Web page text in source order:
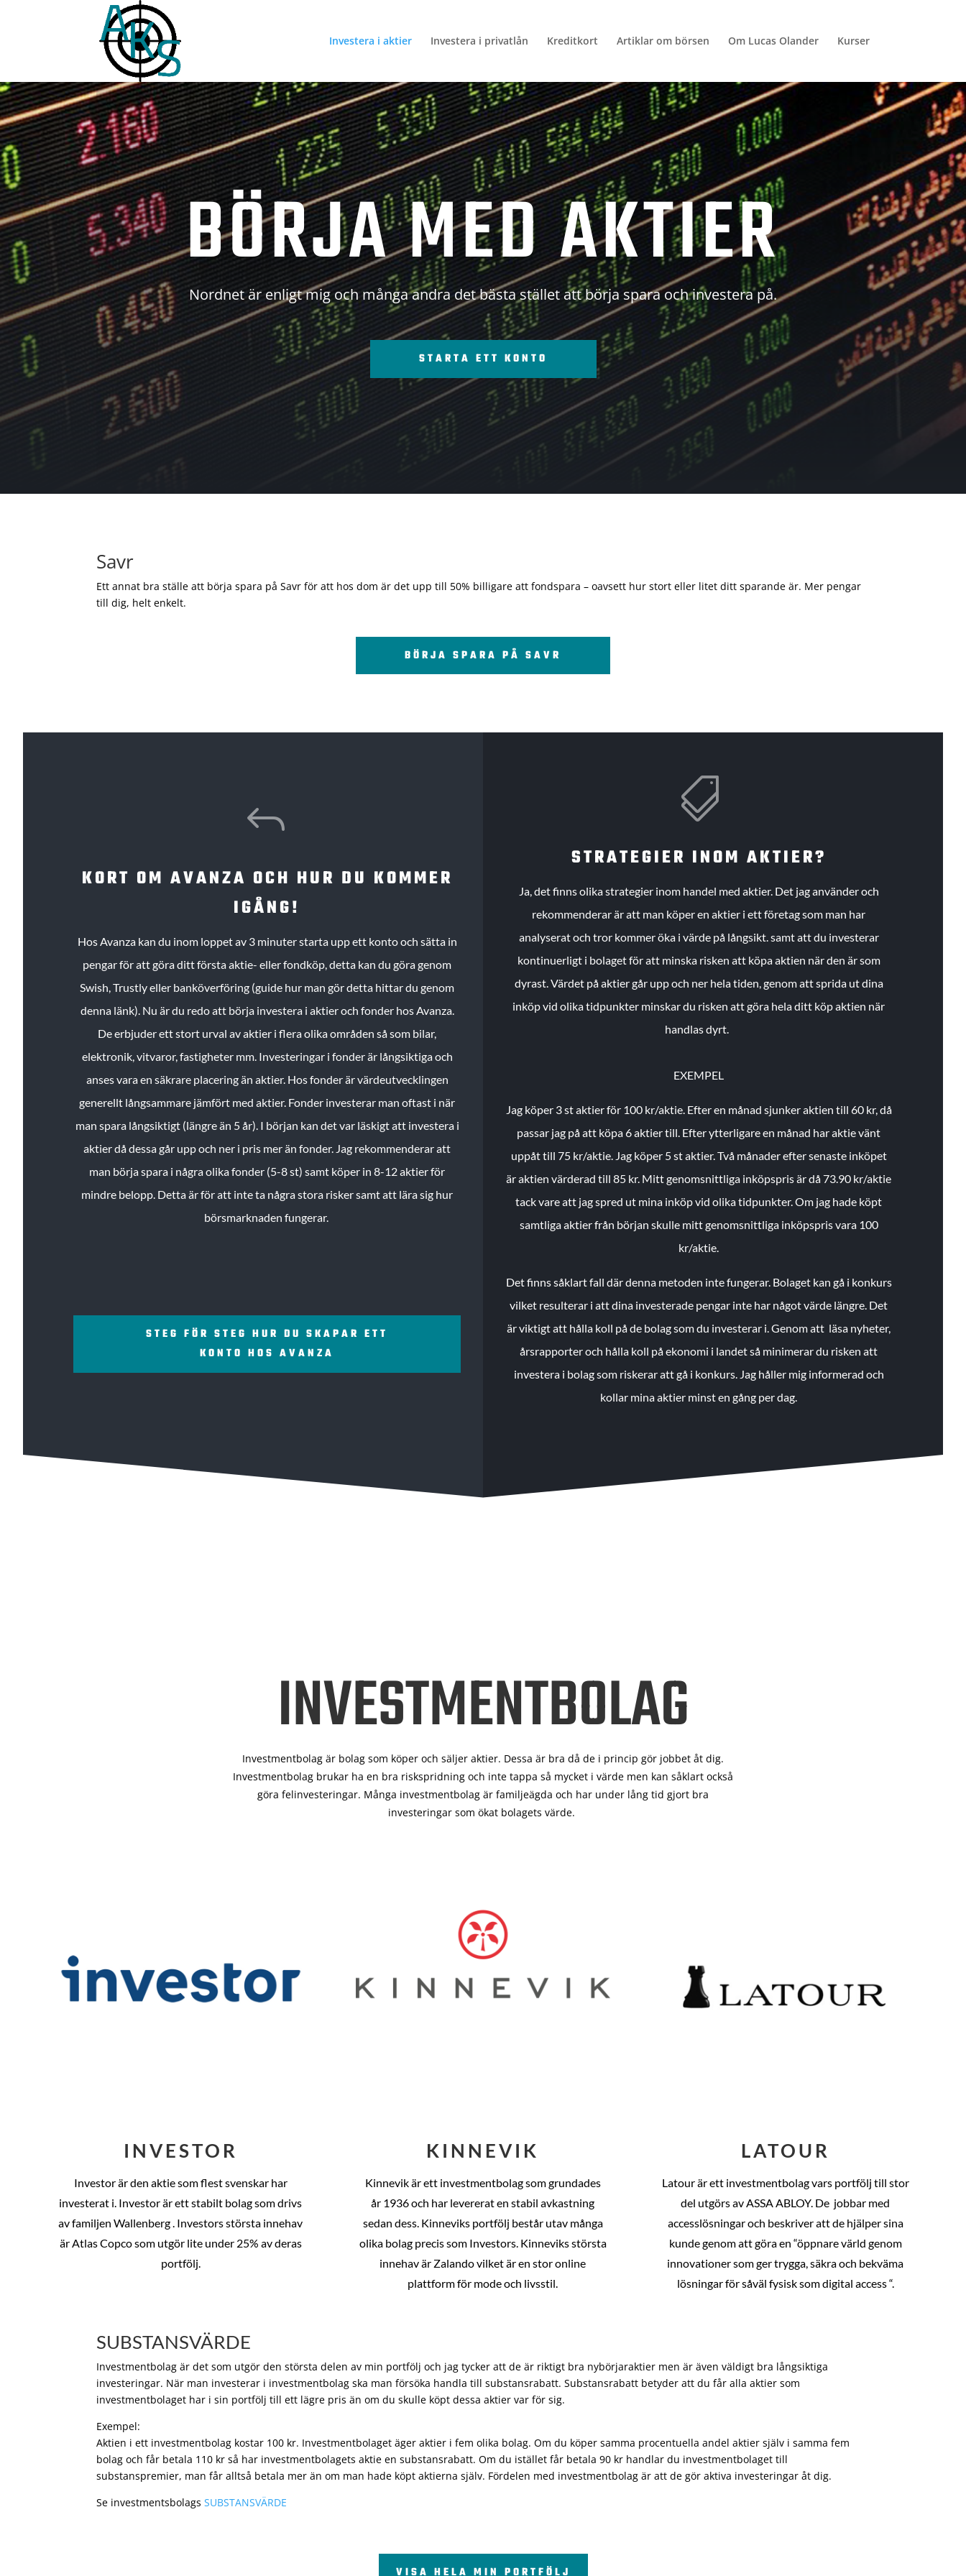
Investera i aktier Investera i privatlån Kreditkort Artiklar om börsen Om Lucas Olander Kurser
BÖRJA MED AKTIER
Nordnet är enligt mig och många andra det bästa stället att börja spara och investera på.
STARTA ETT KONTO
Savr
Ett annat bra ställe att börja spara på Savr för att hos dom är det upp till 50% billigare att fondspara – oavsett hur stort eller litet ditt sparande är. Mer pengar
till dig, helt enkelt.
BÖRJA SPARA PÅ SAVR
J
KORT OM AVANZA OCH HUR DU KOMMER
IGÅNG!
Hos Avanza kan du inom loppet av 3 minuter starta upp ett konto och sätta in
pengar för att göra ditt första aktie- eller fondköp, detta kan du göra genom
Swish, Trustly eller banköverföring (guide hur man gör detta hittar du genom
denna länk). Nu är du redo att börja investera i aktier och fonder hos Avanza.
De erbjuder ett stort urval av aktier i flera olika områden så som bilar,
elektronik, vitvaror, fastigheter mm. Investeringar i fonder är långsiktiga och
anses vara en säkrare placering än aktier. Hos fonder är värdeutvecklingen
generellt långsammare jämfört med aktier. Fonder investerar man oftast i när
man spara långsiktigt (längre än 5 år). I början kan det var läskigt att investera i
aktier då dessa går upp och ner i pris mer än fonder. Jag rekommenderar att
man börja spara i några olika fonder (5-8 st) samt köper in 8-12 aktier för
mindre belopp. Detta är för att inte ta några stora risker samt att lära sig hur
börsmarknaden fungerar.
STEG FÖR STEG HUR DU SKAPAR ETT
KONTO HOS AVANZA

STRATEGIER INOM AKTIER?
Ja, det finns olika strategier inom handel med aktier. Det jag använder och
rekommenderar är att man köper en aktier i ett företag som man har
analyserat och tror kommer öka i värde på långsikt. samt att du investerar
kontinuerligt i bolaget för att minska risken att köpa aktien när den är som
dyrast. Värdet på aktier går upp och ner hela tiden, genom att sprida ut dina
inköp vid olika tidpunkter minskar du risken att göra hela ditt köp aktien när
handlas dyrt.
EXEMPEL
Jag köper 3 st aktier för 100 kr/aktie. Efter en månad sjunker aktien till 60 kr, då
passar jag på att köpa 6 aktier till. Efter ytterligare en månad har aktie vänt
uppåt till 75 kr/aktie. Jag köper 5 st aktier.Två månader efter senaste inköpet
är aktien värderad till 85 kr. Mitt genomsnittliga inköpspris är då 73.90 kr/aktie
tack vare att jag spred ut mina inköp vid olika tidpunkter. Om jag hade köpt
samtliga aktier från början skulle mitt genomsnittliga inköpspris vara 100
kr/aktie.
Det finns såklart fall där denna metoden inte fungerar. Bolaget kan gå i konkurs
vilket resulterar i att dina investerade pengar inte har något värde längre. Det
är viktigt att hålla koll på de bolag som du investerar i. Genom att läsa nyheter,
årsrapporter och hålla koll på ekonomi i landet så minimerar du risken att
investera i bolag som riskerar att gå i konkurs. Jag håller mig informerad och
kollar mina aktier minst en gång per dag.
INVESTMENTBOLAG
Investmentbolag är bolag som köper och säljer aktier. Dessa är bra då de i princip gör jobbet åt dig.
Investmentbolag brukar ha en bra riskspridning och inte tappa så mycket i värde men kan såklart också
göra felinvesteringar. Många investmentbolag är familjeägda och har under lång tid gjort bra
investeringar som ökat bolagets värde.
INVESTOR
Investor är den aktie som flest svenskar har
investerat i. Investor är ett stabilt bolag som drivs
av familjen Wallenberg . Investors största innehav
är Atlas Copco som utgör lite under 25% av deras
portfölj.
KINNEVIK
Kinnevik är ett investmentbolag som grundades
år 1936 och har levererat en stabil avkastning
sedan dess. Kinneviks portfölj består utav många
olika bolag precis som Investors. Kinneviks största
innehav är Zalando vilket är en stor online
plattform för mode och livsstil.
LATOUR
Latour är ett investmentbolag vars portfölj till stor
del utgörs av ASSA ABLOY. De jobbar med
accesslösningar och beskriver att de hjälper sina
kunde genom att göra en “öppnare värld genom
innovationer som ger trygga, säkra och bekväma
lösningar för såväl fysisk som digital access “.
SUBSTANSVÄRDE
Investmentbolag är det som utgör den största delen av min portfölj och jag tycker att de är riktigt bra nybörjaraktier men är även väldigt bra långsiktiga
investeringar. När man investerar i investmentbolag ska man försöka handla till substansrabatt. Substansrabatt betyder att du får alla aktier som
investmentbolaget har i sin portfölj till ett lägre pris än om du skulle köpt dessa aktier var för sig.
Exempel:
Aktien i ett investmentbolag kostar 100 kr. Investmentbolaget äger aktier i fem olika bolag. Om du köper samma procentuella andel aktier själv i samma fem
bolag och får betala 110 kr så har investmentbolagets aktie en substansrabatt. Om du istället får betala 90 kr handlar du investmentbolaget till
substanspremier, man får alltså betala mer än om man hade köpt aktierna själv. Fördelen med investmentbolag är att de gör aktiva investeringar åt dig.
Se investmentsbolagsSUBSTANSVÄRDE
VISA HELA MIN PORTFÖLJ